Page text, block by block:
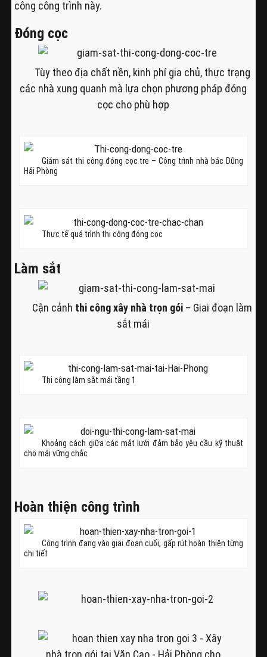
công công trình này.
Đóng cọc
Tùy theo địa chất nền, kinh phí gia chủ, thực trạng
các nhà xung quanh mà lựa chọn phương pháp đóng
cọc cho phù hợp
Giám sát thi công đóng cọc tre – Công trình nhà bác Dũng
Hải Phòng
Thực tế quá trình thi công đóng cọc
Làm sắt
Cận cảnh thi công xây nhà trọn gói – Giai đoạn làm
sắt mái
Thi công làm sắt mái tầng 1
Khoảng cách giữa các mắt lưới đảm bảo yêu cầu kỹ thuật
cho mái vững chắc
Hoàn thiện công trình
Công trình đang vào giai đoạn cuối, gấp rút hoàn thiện từng
chi tiết